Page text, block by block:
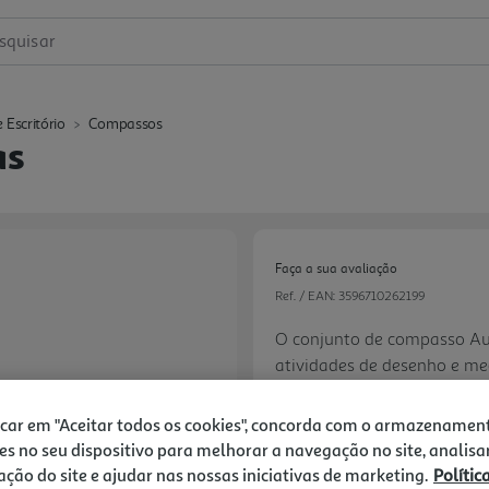
Escritório Compassos
Faça a sua avaliação
Ref. / EAN: 3596710262199
O conjunto de compasso
atividades de desenho e
em papel ou outro
para marcar pontos
permite que você use um
-51%
em "Aceitar todos os cookies", concorda com o
no seu dispositivo para melhorar a navegação no site,
do site e ajudar nas nossas iniciativas de marketing.